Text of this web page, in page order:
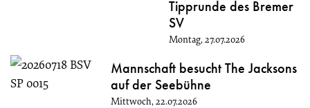
Tipprunde des Bremer
SV
Montag, 27.07.2026
Mannschaft besucht The Jacksons
auf der Seebühne
Mittwoch, 22.07.2026